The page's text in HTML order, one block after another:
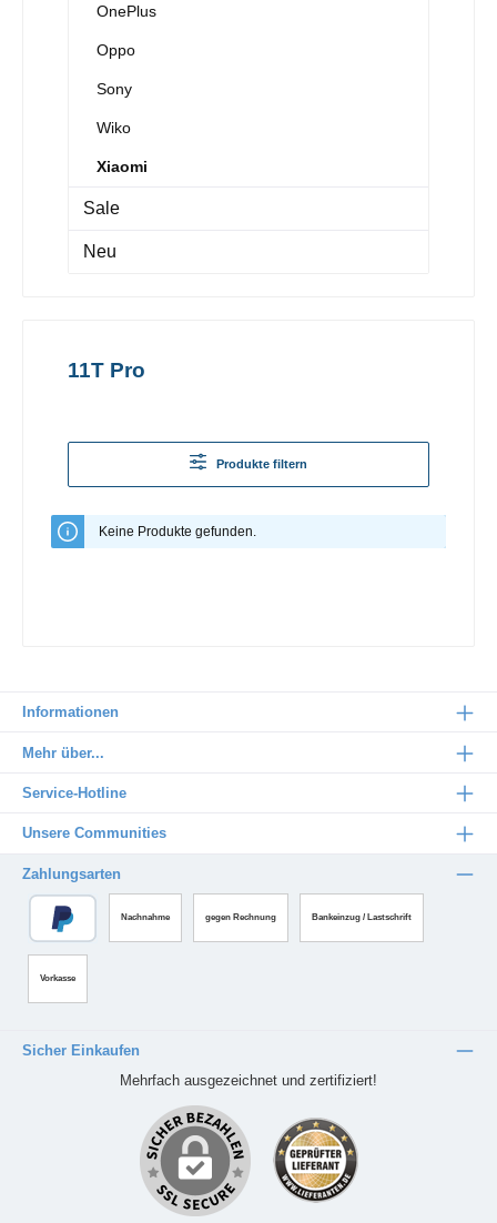
OnePlus
Oppo
Sony
Wiko
Xiaomi
Sale
Neu
11T Pro
Produkte filtern
Keine Produkte gefunden.
Informationen
Mehr über...
Service-Hotline
Unsere Communities
Zahlungsarten
Nachnahme gegen Rechnung Bankeinzug / Lastschrift
Vorkasse
Sicher Einkaufen
Mehrfach ausgezeichnet und zertifiziert!